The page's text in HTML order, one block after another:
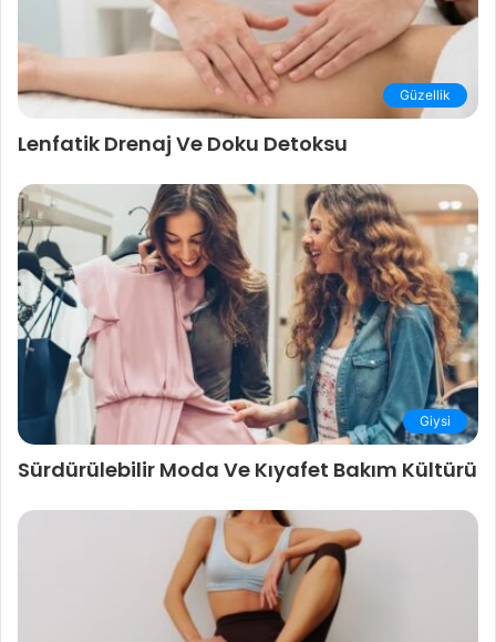
Güzellik
Lenfatik Drenaj Ve Doku Detoksu
Giysi
Sürdürülebilir Moda Ve Kıyafet Bakım Kültürü